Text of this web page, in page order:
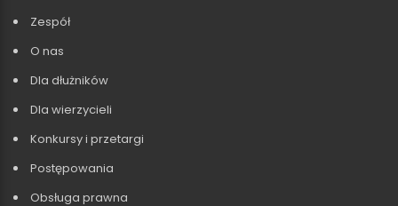
Zespół
O nas
Dla dłużników
Dla wierzycieli
Konkursy i przetargi
Postępowania
Obsługa prawna